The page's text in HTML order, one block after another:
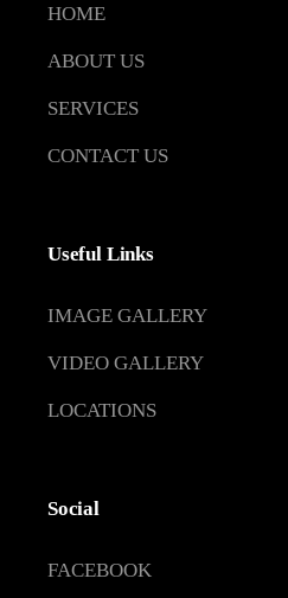
HOME
ABOUT US
SERVICES
CONTACT US
Useful Links
IMAGE GALLERY
VIDEO GALLERY
LOCATIONS
Social
FACEBOOK